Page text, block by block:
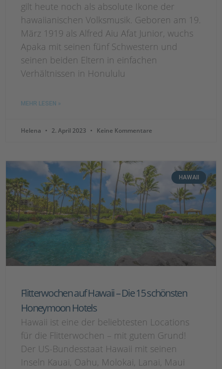
gilt heute noch als absolute Ikone der
hawaiianischen Volksmusik. Geboren am 19.
März 1919 als Alfred Aiu Afat Junior, wuchs
Apaka mit seinen fünf Schwestern und
seinen beiden Eltern in einfachen
Verhältnissen in Honululu
MEHR LESEN »
Helena 2. April 2023 Keine Kommentare
HAWAII
Flitterwochen auf Hawaii – Die 15 schönsten
Honeymoon Hotels
Hawaii ist eine der beliebtesten Locations
für die Flitterwochen – mit gutem Grund!
Der US-Bundesstaat Hawaii mit seinen
Inseln Kauai, Oahu, Molokai, Lanai, Maui